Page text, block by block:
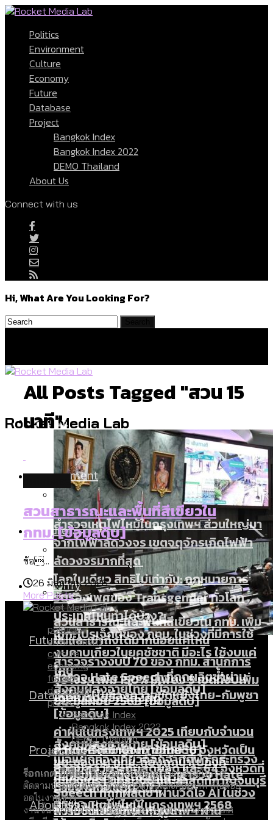
Politics
Environment
Culture
Economy
Future
Database
Project
Bangkok Index
Bangkok Index 2022
DEMO Thailand
About Us
Connect with us
Hi, What Are You Looking For?
Rocket Media Lab
Politics
สำรวจร่างงบปี 70 ของ กทม. สำนักการ
จราจรฯ เพิ่ม 150% มีเพียง 5 เขตที่งบเพิ่ม
โดยเขตจตุจักรสูงสุด
เมื่อแยกท่องเที่ยวออกจากกีฬา กระทรวง
ใหม่จะมีงบฯ ประมาณเท่าไร
Environment
สำรวจเหตุไฟไหม้ในกรุงเทพฯ ส่วนใหญ่มา
จากไฟฟ้าลัดวงจร เขตจตุจักรเกิดไฟฟ้า
ลัดวงจรมากที่สุด
สวนสาธารณะและพื้นที่สีเขียวใน กทม. เพิ่ม
ขึ้นและเข้าถึงได้มากน้อยแค่ไหน
ขยะมูลฝอย 2568 [ข้อมูลดิบ]
ขยะของคน กทม. ที่ยังถูกนำไปทิ้งที่
ฉะเชิงเทรา นครปฐม และล่าสุดที่กาญจนบุรี
Culture
โลกใบเดียว สิทธิไม่เท่ากัน: กฎหมายการ
รับรองเพศของ Transgender ทั่วโลก
ประเทศไหนทำได้บ้าง?
สำรวจ Hate Speech ที่ถูกผลิตซ้ำผ่าน
วิดีโอ AI ในช่วงความขัดแย้งไทย-กัมพูชา
[ข้อมูลดิบ]
ความเกลียดชังที่ขายได้ : สำรวจ Hate
Speech ที่ถูกผลิตซ้ำผ่านวิดีโอ AI ในช่วง
ความขัดแย้งไทย-กัมพูชา
Economy
เมกะโปรเจ็กต์ของ กทม. ในช่วงที่มีการใช้
งบคาบเกี่ยวในยุคชัชชาติ มีอะไร ใช้งบแค่
ไหน
ค่าฝุ่นในกรุงเทพฯ 2025 เทียบกับจำนวน
ควันบุหรี่ที่เข้าปอด [ข้อมูลดิบ]
สำรวจเศรษฐกิจในกรุงเทพฯ ผ่าน
Future
สังคมผู้สูงอายุไทย [ข้อมูลดิบ]
สำรวจสังคมผู้สูงอายุไทย : 6 จังหวัดเป็น
สังคมสูงวัยระดับสุดยอด และ 64 จังหวัดที่
ตายมากกว่าเกิด
Database
สังคมผู้สูงอายุไทย [ข้อมูลดิบ]
สำรวจเหตุไฟไหม้ในกรุงเทพฯ 2568
Project
Bangkok Index
Bangkok Index 2022
DEMO Thailand
About Us
All Posts Tagged "สวน 15
นาที"
สวนสาธารณะและพื้นที่สีเขียวใน
กทม. [ข้อมูลดิบ]
ข้อ...
26 มิถุนายน 2026
More Posts
politics
environment
culture
economy
future
database
project
Bangkok Index
Bangkok Index 2022
DEMO Thailand
about us
ร็อกเกต มีเดีย แล็บคือแหล่งข้อมูลสาธารณะในการ
ติดตามประเด็นสังคม ทั้งเชิงปริมาณและคุณภาพ เพื่อต่อย
อดในงานข่าว
งานชิ้นนี้เผยแพร่ภายใต้สัญญาอนุญาตระหว่างประเทศ